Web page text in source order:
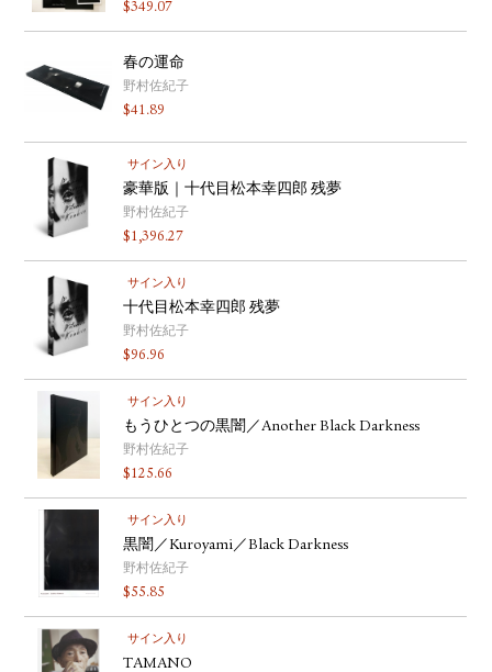
$349.07
春の運命
野村佐紀子
$41.89
サイン入り
豪華版｜十代目松本幸四郎 残夢
野村佐紀子
$1,396.27
サイン入り
十代目松本幸四郎 残夢
野村佐紀子
$96.96
サイン入り
もうひとつの黒闇／Another Black Darkness
野村佐紀子
$125.66
サイン入り
黒闇／Kuroyami／Black Darkness
野村佐紀子
$55.85
サイン入り
TAMANO